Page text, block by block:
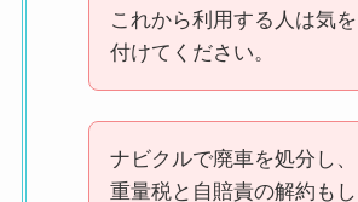
これから利用する人は気を
付けてください。
ナビクルで廃車を処分し、
重量税と自賠責の解約もし